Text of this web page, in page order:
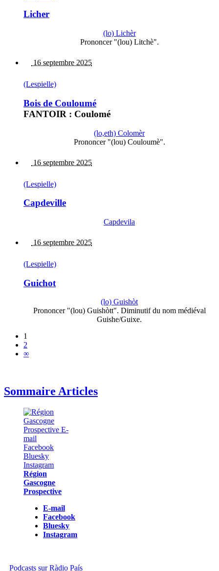
Licher
(lo) Lichèr
Prononcer "(lou) Litchè".
16 septembre 2025
(Lespielle)
Bois de Couloumé
FANTOIR : Coulomé
(lo,eth) Colomèr
Prononcer "(lou) Couloumè".
16 septembre 2025
(Lespielle)
Capdeville
Capdevila
16 septembre 2025
(Lespielle)
Guichot
(lo) Guishòt
Prononcer "(lou) Guishòtt". Diminutif du nom médiéval
Guishe/Guixe.
1
2
∞
Sommaire Articles
Région
Gascogne
Prospective
E-mail
Facebook
Bluesky
Instagram
Podcasts sur Ràdio País